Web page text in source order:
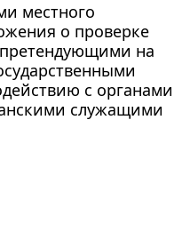
местного
о проверке
на
с органами
служащими